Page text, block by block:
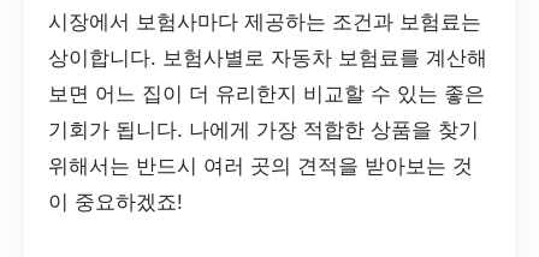
시장에서 보험사마다 제공하는 조건과 보험료는
상이합니다. 보험사별로 자동차 보험료를 계산해
보면 어느 집이 더 유리한지 비교할 수 있는 좋은
기회가 됩니다. 나에게 가장 적합한 상품을 찾기
위해서는 반드시 여러 곳의 견적을 받아보는 것
이 중요하겠죠!